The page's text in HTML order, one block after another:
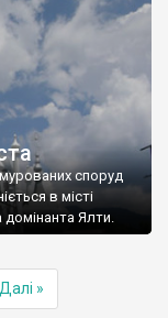
споруд
в місті
Ялти.
Далі »